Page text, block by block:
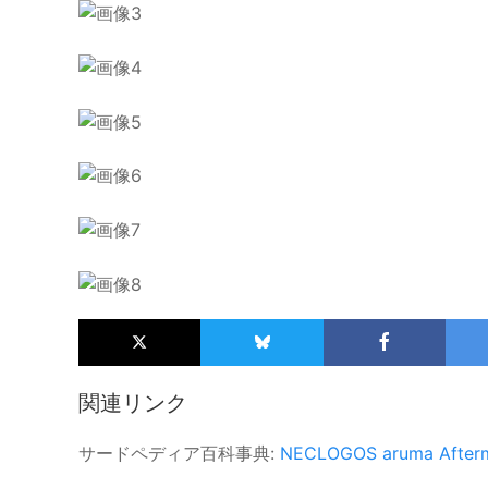
関連リンク
サードペディア百科事典: NECLOGOS aruma